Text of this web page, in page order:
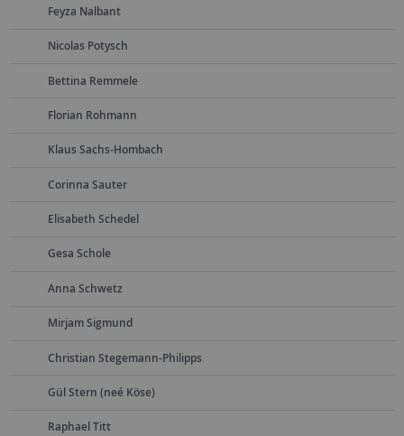
Feyza Nalbant
Nicolas Potysch
Bettina Remmele
Florian Rohmann
Klaus Sachs-Hombach
Corinna Sauter
Elisabeth Schedel
Gesa Schole
Anna Schwetz
Mirjam Sigmund
Christian Stegemann-Philipps
Gül Stern (neé Köse)
Raphael Titt